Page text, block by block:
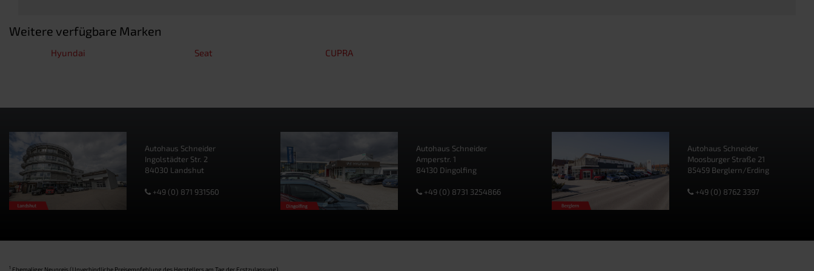
Weitere verfügbare Marken
Hyundai Seat CUPRA
Autohaus Schneider
Ingolstädter Str. 2
84030 Landshut
+49 (0) 871 931560
Autohaus Schneider
Amperstr. 1
84130 Dingolfing
+49 (0) 8731 3254866
Autohaus Schneider
Moosburger Straße 21
85459 Berglern/Erding
+49 (0) 8762 3397
1 Ehemaliger Neupreis (Unverbindliche Preisempfehlung des Herstellers am Tag der Erstzulassung).